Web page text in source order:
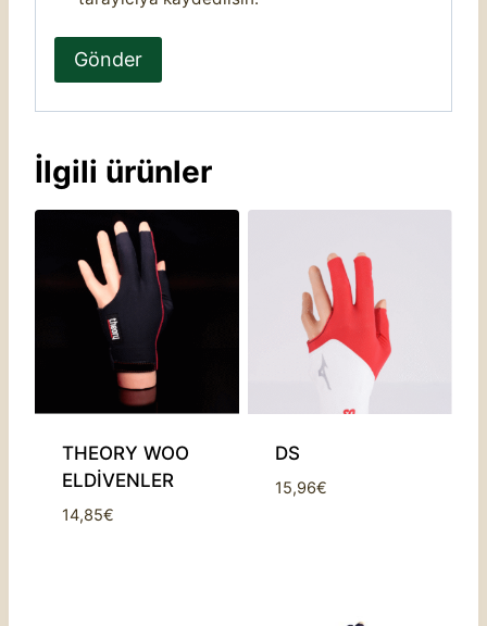
İlgili ürünler
THEORY WOO
ELDİVENLER
14,85€
DS
15,96€